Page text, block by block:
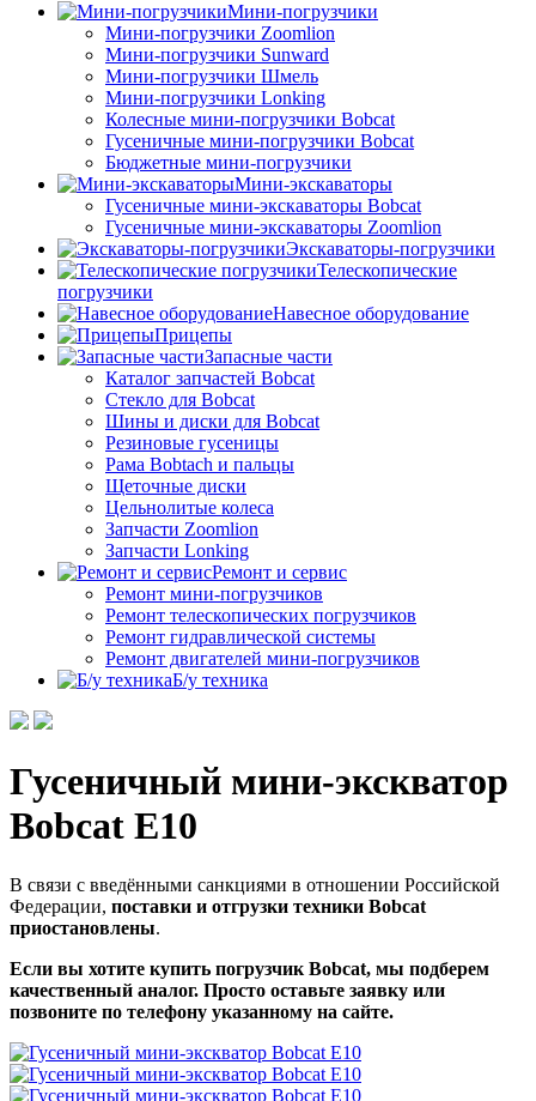
Мини-погрузчики
Мини-погрузчики Zoomlion
Мини-погрузчики Sunward
Мини-погрузчики Шмель
Мини-погрузчики Lonking
Колесные мини-погрузчики Bobcat
Гусеничные мини-погрузчики Bobcat
Бюджетные мини-погрузчики
Мини-экскаваторы
Гусеничные мини-экскаваторы Bobcat
Гусеничные мини-экскаваторы Zoomlion
Экскаваторы-погрузчики
Телескопические
погрузчики
Навесное оборудование
Прицепы
Запасные части
Каталог запчастей Bobcat
Стекло для Bobcat
Шины и диски для Bobcat
Резиновые гусеницы
Рама Bobtach и пальцы
Щеточные диски
Цельнолитые колеса
Запчасти Zoomlion
Запчасти Lonking
Ремонт и сервис
Ремонт мини-погрузчиков
Ремонт телескопических погрузчиков
Ремонт гидравлической системы
Ремонт двигателей мини-погрузчиков
Б/у техника
Гусеничный мини-экскватор
Bobcat E10
В связи с введёнными санкциями в отношении Российской
Федерации, поставки и отгрузки техники Bobcat
приостановлены.
Если вы хотите купить погрузчик Bobcat, мы подберем
качественный аналог. Просто оставьте заявку или
позвоните по телефону указанному на сайте.